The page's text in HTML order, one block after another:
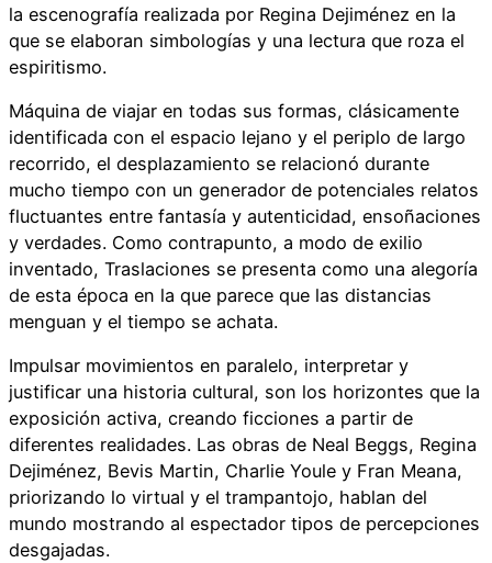
la escenografía realizada por Regina Dejiménez en la
que se elaboran simbologías y una lectura que roza el
espiritismo.
Máquina de viajar en todas sus formas, clásicamente
identificada con el espacio lejano y el periplo de largo
recorrido, el desplazamiento se relacionó durante
mucho tiempo con un generador de potenciales relatos
fluctuantes entre fantasía y autenticidad, ensoñaciones
y verdades. Como contrapunto, a modo de exilio
inventado, Traslaciones se presenta como una alegoría
de esta época en la que parece que las distancias
menguan y el tiempo se achata.
Impulsar movimientos en paralelo, interpretar y
justificar una historia cultural, son los horizontes que la
exposición activa, creando ficciones a partir de
diferentes realidades. Las obras de Neal Beggs, Regina
Dejiménez, Bevis Martin, Charlie Youle y Fran Meana,
priorizando lo virtual y el trampantojo, hablan del
mundo mostrando al espectador tipos de percepciones
desgajadas.